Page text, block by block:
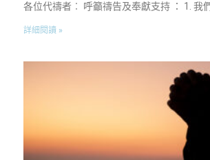
各位代禱者︰ 呼籲禱告及奉獻支持 ： 1. 我
詳細閱讀 »